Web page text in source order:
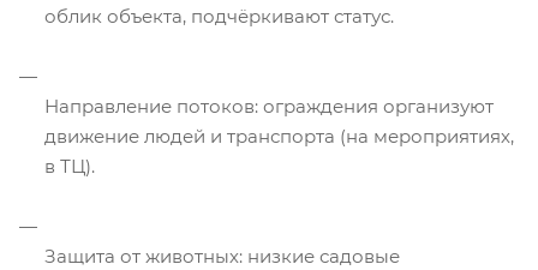
облик объекта, подчёркивают статус.
Направление потоков: ограждения организуют
движение людей и транспорта (на мероприятиях,
в ТЦ).
Защита от животных: низкие садовые